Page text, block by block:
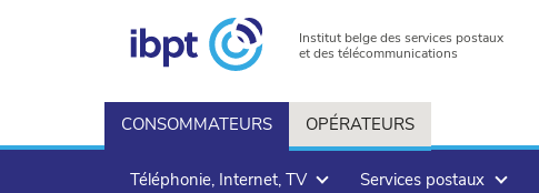
Institut belge des services postaux
et des télécommunications
CONSOMMATEURS OPÉRATEURS
Téléphonie, Internet, TV Services postaux